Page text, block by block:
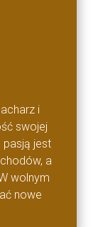
i
swojej
jest
a
wolnym
nowe